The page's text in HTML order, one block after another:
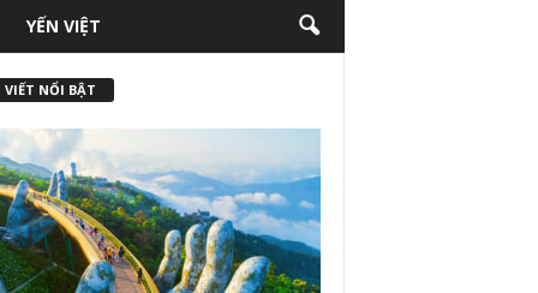
YẾN VIỆT
VIẾT NỔI BẬT